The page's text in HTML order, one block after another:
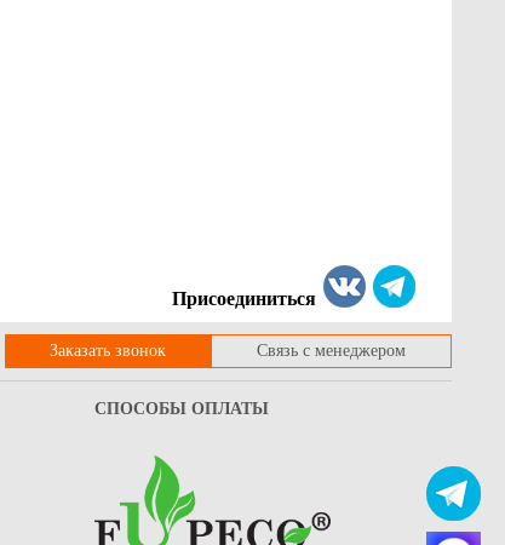
Присоединиться
Заказать звонок Связь с менеджером
СПОСОБЫ ОПЛАТЫ